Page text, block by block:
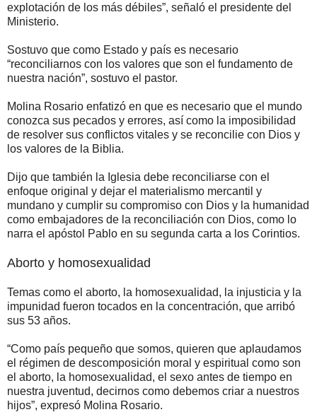
explotación de los más débiles”, señaló el presidente del
Ministerio.
Sostuvo que como Estado y país es necesario
“reconciliarnos con los valores que son el fundamento de
nuestra nación”, sostuvo el pastor.
Molina Rosario enfatizó en que es necesario que el mundo
conozca sus pecados y errores, así como la imposibilidad
de resolver sus conflictos vitales y se reconcilie con Dios y
los valores de la Biblia.
Dijo que también la Iglesia debe reconciliarse con el
enfoque original y dejar el materialismo mercantil y
mundano y cumplir su compromiso con Dios y la humanidad
como embajadores de la reconciliación con Dios, como lo
narra el apóstol Pablo en su segunda carta a los Corintios.
Aborto y homosexualidad
Temas como el aborto, la homosexualidad, la injusticia y la
impunidad fueron tocados en la concentración, que arribó
sus 53 años.
“Como país pequeño que somos, quieren que aplaudamos
el régimen de descomposición moral y espiritual como son
el aborto, la homosexualidad, el sexo antes de tiempo en
nuestra juventud, decirnos como debemos criar a nuestros
hijos”, expresó Molina Rosario.